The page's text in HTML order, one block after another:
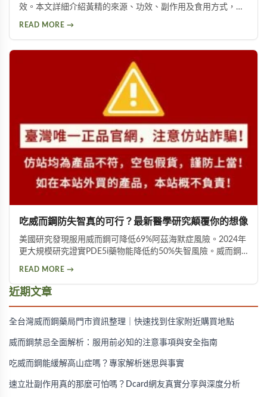
效。本文詳細介紹黃精的來源、功效、副作用及食用方式，包
READ MORE →
吃威而鋼防失智真的可行？最新醫學研究顛覆你的想像
美國研究發現服用威而鋼可降低69%阿茲海默症風險。2024年
更大規模研究證實PDE5i藥物能降低約50%失智風險。威而鋼
且有心血管疾病者不宜使用。
READ MORE →
近期文章
全台灣威而鋼藥局門市資訊整理｜快速找到住家附近購買地點
威而鋼禁忌全面解析：服用前必知的注意事項與安全指南
吃威而鋼能緩解高山症嗎？專家解析迷思與事實
速立壯副作用真的那麼可怕嗎？Dcard網友真實分享與深度分析